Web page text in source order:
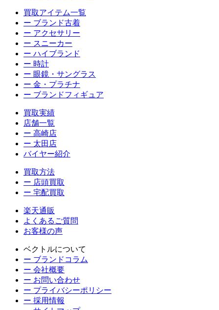
買取アイテム一覧
ー ブランド古着
ー アクセサリー
ー スニーカー
ー ハイブランド
ー 時計
ー 眼鏡・サングラス
ー 金・プラチナ
ー ブランドフィギュア
買取実績
店舗一覧
ー 高崎店
ー 太田店
バイヤー紹介
買取方法
ー 店頭買取
ー 宅配買取
楽天通販
よくあるご質問
お客様の声
ベクトルについて
ー ブランドコラム
ー 会社概要
ー お問い合わせ
ー プライバシーポリシー
ー 採用情報